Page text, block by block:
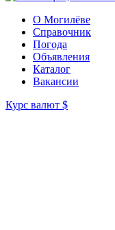
О Могилёве
Справочник
Погода
Объявления
Каталог
Вакансии
Курс валют $